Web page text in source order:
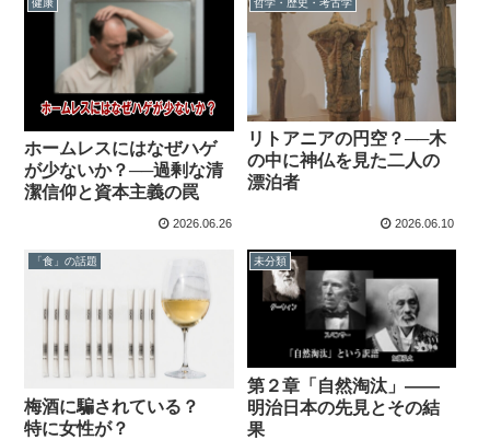
健康
ホームレスにはなぜハゲ
が少ないか？──過剰な清
潔信仰と資本主義の罠
2026.06.26
哲学・歴史・考古学
リトアニアの円空？──木
の中に神仏を見た二人の
漂泊者
2026.06.10
「食」の話題
梅酒に騙されている？
特に女性が？
未分類
第２章「自然淘汰」——
明治日本の先見とその結
果